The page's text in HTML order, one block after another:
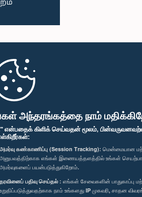
அந்தரங்கத்தை நாம்
என்பதைக் கிளிக் செய்வதன் மூலம்,
அமர்வு கண்காணிப்பு (Session Tracking): மென்மையான
அனுபவத்திற்காக எங்கள் இணையத்தளத்தில் உங்கள்
அமர்வுகளைப் பயன்படுத்துகிறோம்.
தரவினைப் பதிவு செய்தல் : எங்கள் சேவைகளின் பாதுகாப்பு
உறுதிப்படுத்துவதற்காக நாம் உங்களது IP முகவரி, சாதன